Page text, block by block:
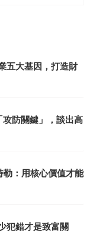
五大基因，打造財
防關鍵」，談出高
勒：用核心價值才能
犯錯才是致富關